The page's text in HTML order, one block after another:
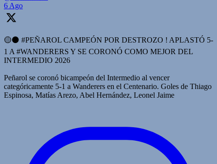
6 Ago
🟡⚫️ #PEÑAROL CAMPEÓN POR DESTROZO ! APLASTÓ 5-
1 A #WANDERERS Y SE CORONÓ COMO MEJOR DEL
INTERMEDIO 2026
Peñarol se coronó bicampeón del Intermedio al vencer
categóricamente 5-1 a Wanderers en el Centenario. Goles de Thiago
Espinosa, Matías Arezo, Abel Hernández, Leonel Jaime